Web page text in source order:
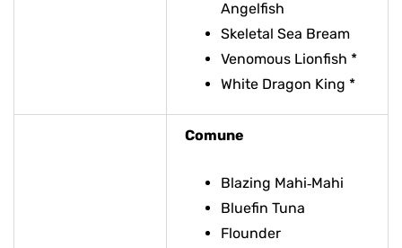
Angelfish
Skeletal Sea Bream
Venomous Lionfish *
White Dragon King *
Comune
Blazing Mahi‑Mahi
Bluefin Tuna
Flounder